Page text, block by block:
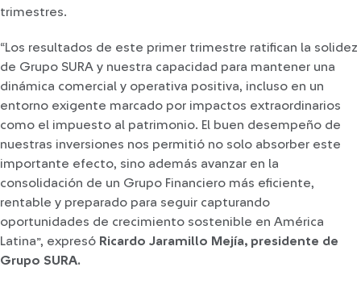
trimestres.
“Los resultados de este primer trimestre ratifican la solidez
de Grupo SURA y nuestra capacidad para mantener una
dinámica comercial y operativa positiva, incluso en un
entorno exigente marcado por impactos extraordinarios
como el impuesto al patrimonio. El buen desempeño de
nuestras inversiones nos permitió no solo absorber este
importante efecto, sino además avanzar en la
consolidación de un Grupo Financiero más eficiente,
rentable y preparado para seguir capturando
oportunidades de crecimiento sostenible en América
Latina”, expresó Ricardo Jaramillo Mejía, presidente de
Grupo SURA.